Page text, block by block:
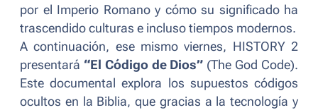
por el Imperio Romano y cómo su significado ha
trascendido culturas e incluso tiempos modernos.
A continuación, ese mismo viernes, HISTORY 2
presentará “El Código de Dios” (The God Code).
Este documental explora los supuestos códigos
ocultos en la Biblia, que gracias a la tecnología y